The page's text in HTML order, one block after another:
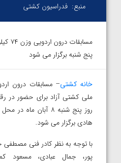
منبع: فدراسیون کشتی
پنج شنبه برگزار می شود
خانه کشتی
ملی کشتی آزاد برای حضور در
روز پنج شنبه ۸ آبان
هادی برگزار می شود.
با توجه به نظر کادر فنی
پور، جمال عبادی، مسعود